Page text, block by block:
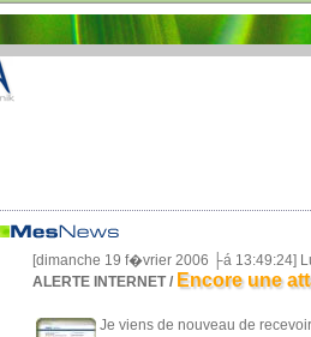
[dimanche 19 f�vrier 2006 ├á 13:49:24]
ALERTE INTERNET / Encore une
Je viens de nouveau de